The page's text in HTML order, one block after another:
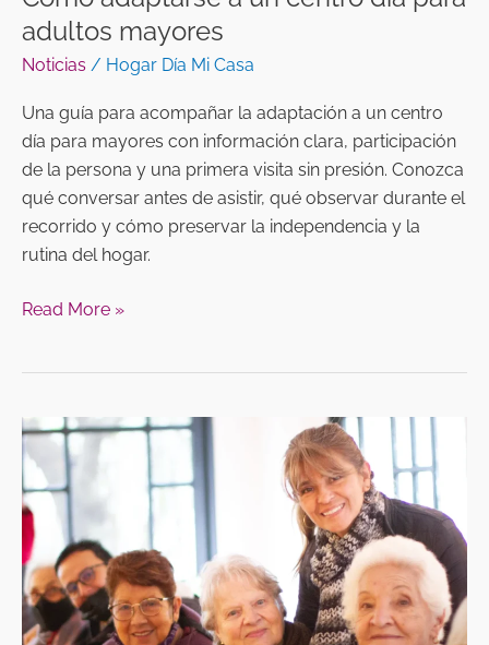
adultos mayores
Noticias / Hogar Día Mi Casa
Una guía para acompañar la adaptación a un centro
día para mayores con información clara, participación
de la persona y una primera visita sin presión. Conozca
qué conversar antes de asistir, qué observar durante el
recorrido y cómo preservar la independencia y la
rutina del hogar.
Read More »
Qué
preguntar
antes
de
visitar
un
centro
día